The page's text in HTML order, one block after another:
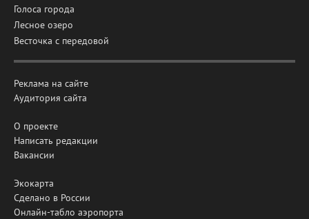
Голоса города
Лесное озеро
Весточка с передовой
Реклама на сайте
Аудитория сайта
О проекте
Написать редакции
Вакансии
Экокарта
Сделано в России
Онлайн-табло аэропорта